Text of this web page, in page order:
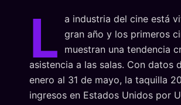
L a industria del cine está
gran año y los primeros
muestran una tendencia
asistencia a las salas. Con datos
enero al 31 de mayo, la taquilla
ingresos en Estados Unidos por